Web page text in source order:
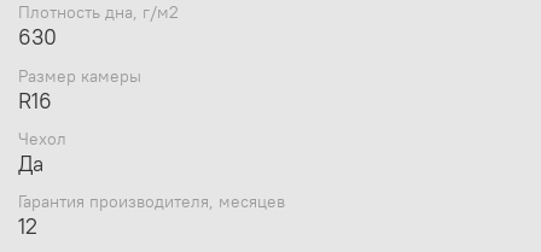
Плотность дна, г/м2
630
Размер камеры
R16
Чехол
Да
Гарантия производителя, месяцев
12